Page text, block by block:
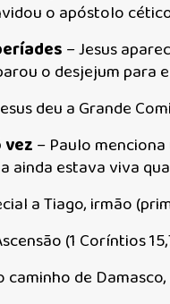
o apóstolo
– Jesus
o desjejum para
deu a Grande
vez– Paulo
ainda estava viva
a Tiago, irmão
(1 Coríntios
de